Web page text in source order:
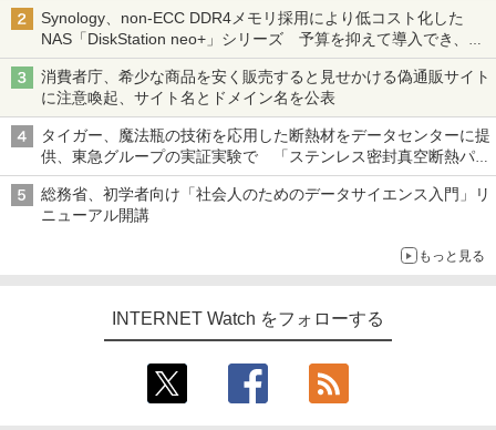
Synology、non-ECC DDR4メモリ採用により低コスト化した
NAS「DiskStation neo+」シリーズ 予算を抑えて導入でき、
ECCメモリへのアップグレードも可能
消費者庁、希少な商品を安く販売すると見せかける偽通販サイト
に注意喚起、サイト名とドメイン名を公表
タイガー、魔法瓶の技術を応用した断熱材をデータセンターに提
供、東急グループの実証実験で 「ステンレス密封真空断熱パネ
ル TIVIP」
総務省、初学者向け「社会人のためのデータサイエンス入門」リ
ニューアル開講
もっと見る
INTERNET Watch をフォローする